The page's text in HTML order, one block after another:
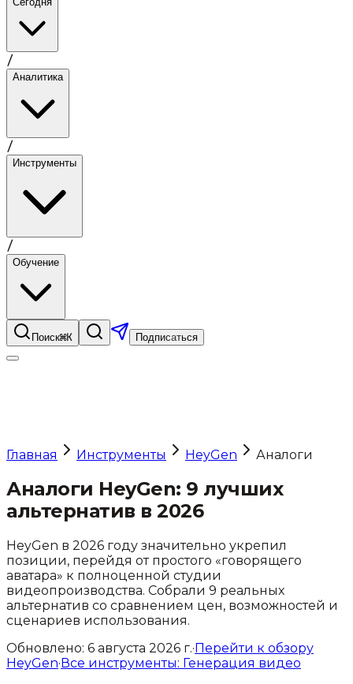
/
Аналитика
/
Инструменты
/
Обучение
Поиск⌘K Подписаться
Главная Инструменты HeyGen Аналоги
Аналоги HeyGen: 9 лучших
альтернатив в 2026
HeyGen в 2026 году значительно укрепил
позиции, перейдя от простого «говорящего
аватара» к полноценной студии
видеопроизводства. Собрали 9 реальных
альтернатив со сравнением цен, возможностей и
сценариев использования.
Обновлено: 6 августа 2026 г.·Перейти к обзору
HeyGen·Все инструменты: Генерация видео